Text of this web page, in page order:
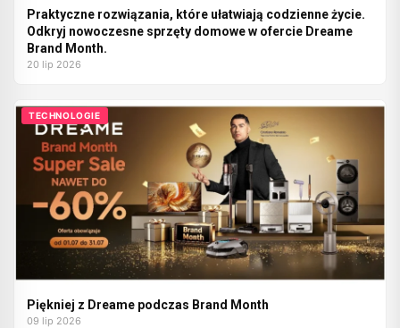
Praktyczne rozwiązania, które ułatwiają codzienne życie.
Odkryj nowoczesne sprzęty domowe w ofercie Dreame
Brand Month.
20 lip 2026
TECHNOLOGIE
Piękniej z Dreame podczas Brand Month
09 lip 2026